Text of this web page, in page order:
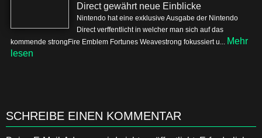
Direct gewährt neue Einblicke
Nintendo hat eine exklusive Ausgabe der Nintendo
Direct verffentlicht in welcher man sich auf das
kommende strongFire Emblem Fortunes Weavestrong fokussiert u... Mehr
lesen
SCHREIBE EINEN KOMMENTAR